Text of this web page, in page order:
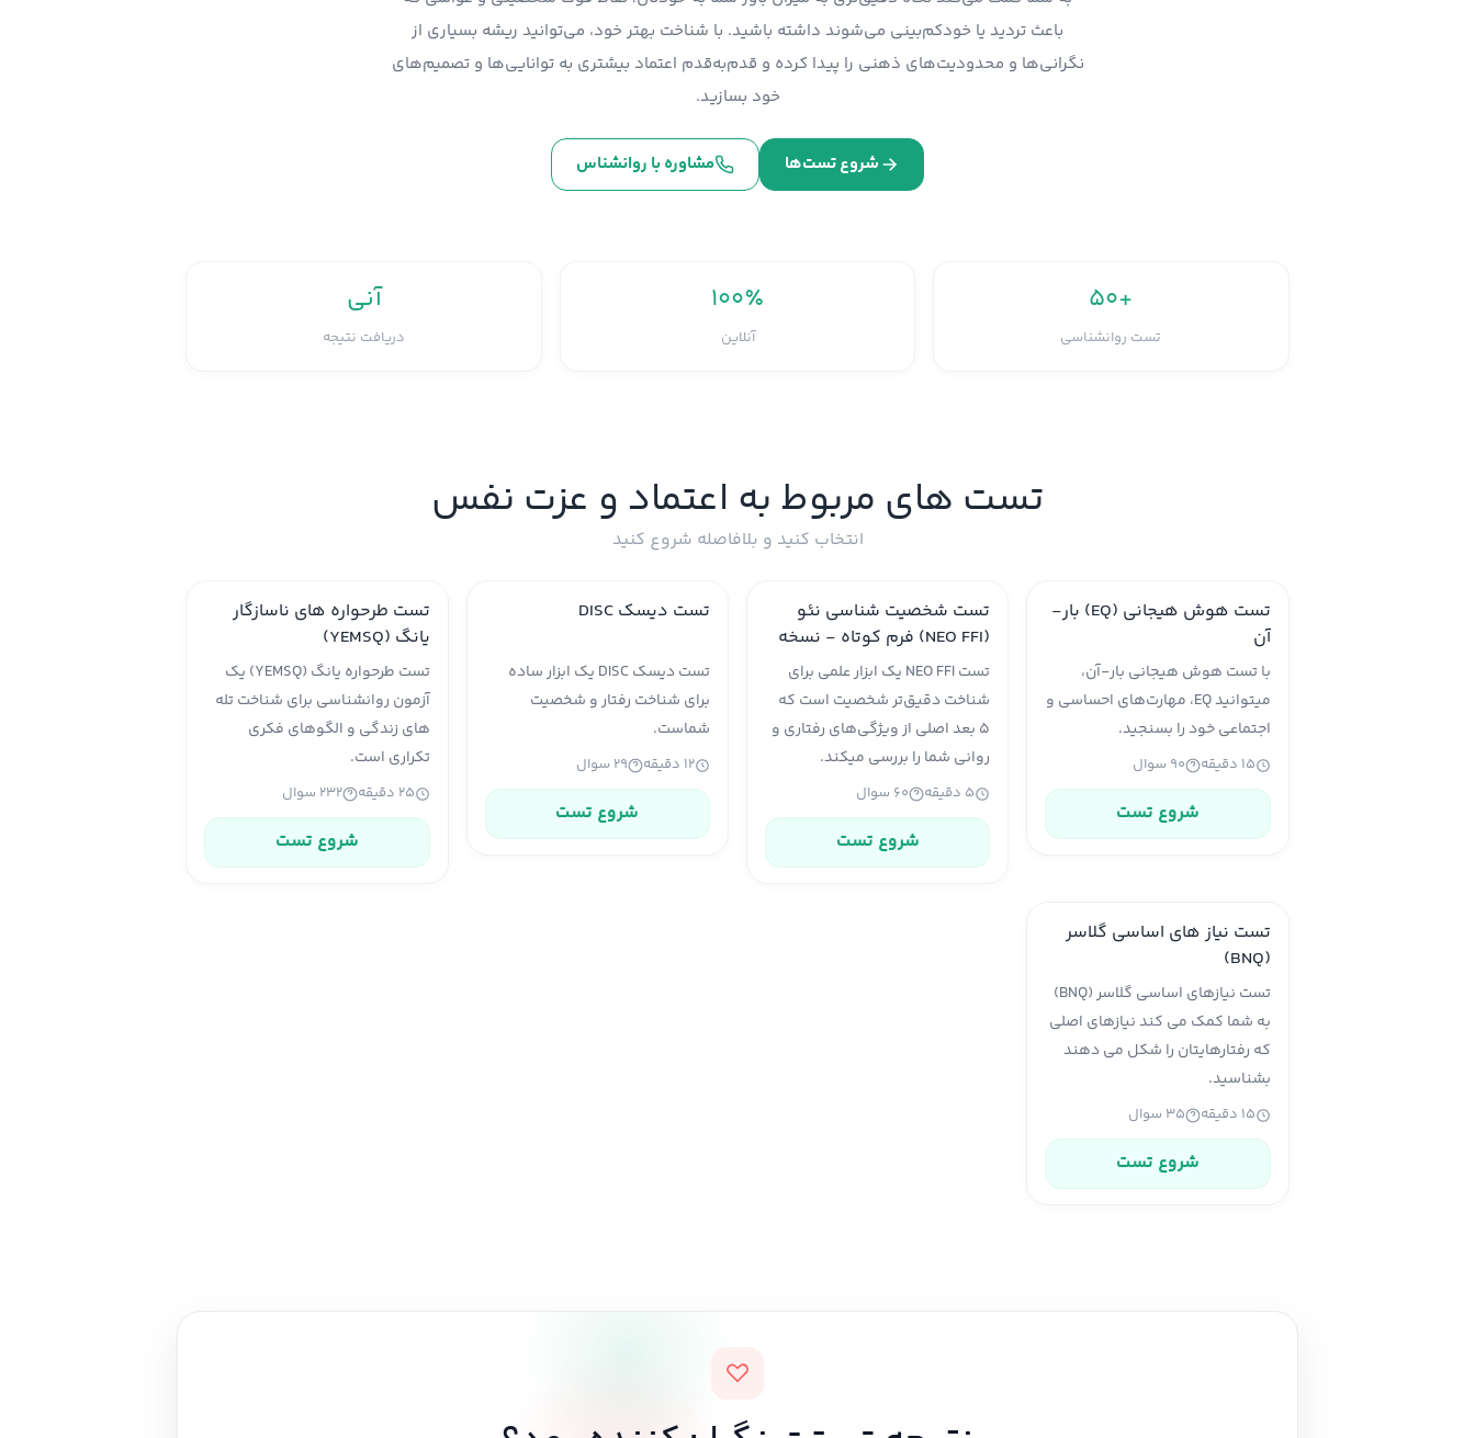
باعث تردید یا خودکم‌بینی می‌شوند داشته باشید. با شناخت بهتر خود، می‌توانید ریشه بسیاری از
نگرانی‌ها و محدودیت‌های ذهنی را پیدا کرده و قدم‌به‌قدم اعتماد بیشتری به توانایی‌ها و تصمیم‌های
خود بسازید.
شروع تست‌ها مشاوره با روانشناس
۵۰+
تست روانشناسی
۱۰۰٪
آنلاین
آنی
دریافت نتیجه
تست های مربوط به اعتماد و عزت نفس
انتخاب کنید و بلافاصله شروع کنید
تست هوش هیجانی (EQ) بار-
آن
با تست هوش هیجانی بار-آن،
میتوانید EQ، مهارت‌های احساسی و
اجتماعی خود را بسنجید.
۱۵ دقیقه ۹۰ سوال
شروع تست
تست شخصیت شناسی نئو
(NEO FFI) فرم کوتاه - نسخه
پیشرفته
تست NEO FFI یک ابزار علمی برای
شناخت دقیق‌تر شخصیت است که
۵ بعد اصلی از ویژگی‌های رفتاری و
روانی شما را بررسی میکند.
۵ دقیقه ۶۰ سوال
شروع تست
تست دیسک DISC
تست دیسک DISC یک ابزار ساده
برای شناخت رفتار و شخصیت
شماست.
۱۲ دقیقه ۲۹ سوال
شروع تست
تست طرحواره های ناسازگار
یانگ (YEMSQ)
تست طرحواره یانگ (YEMSQ) یک
آزمون روانشناسی برای شناخت تله
های زندگی و الگوهای فکری
تکراری است.
۲۵ دقیقه ۲۳۲ سوال
شروع تست
تست نیاز های اساسی گلاسر
(BNQ)
تست نیازهای اساسی گلاسر (BNQ)
به شما کمک می کند نیازهای اصلی
که رفتارهایتان را شکل می دهند
بشناسید.
۱۵ دقیقه ۳۵ سوال
شروع تست